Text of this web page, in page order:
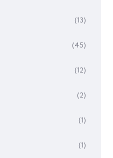
(13)
(45)
(12)
(2)
(1)
(1)